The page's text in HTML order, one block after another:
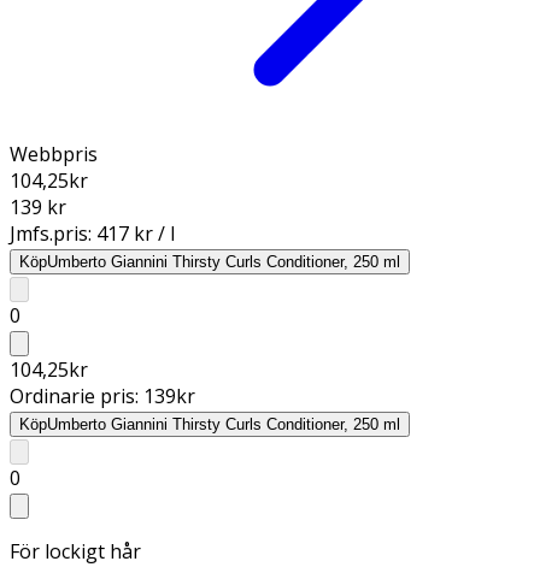
Webbpris
104,25kr
139 kr
Jmfs.pris: 417 kr / l
KöpUmberto Giannini Thirsty Curls Conditioner, 250 ml
0
104,25kr
Ordinarie pris: 139kr
KöpUmberto Giannini Thirsty Curls Conditioner, 250 ml
0
För lockigt hår